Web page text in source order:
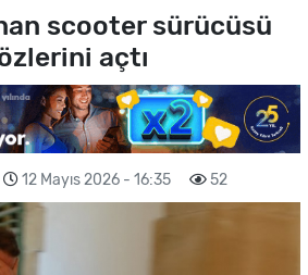
scooter sürücüsü
açtı
12 Mayıs 2026 - 16:35 52